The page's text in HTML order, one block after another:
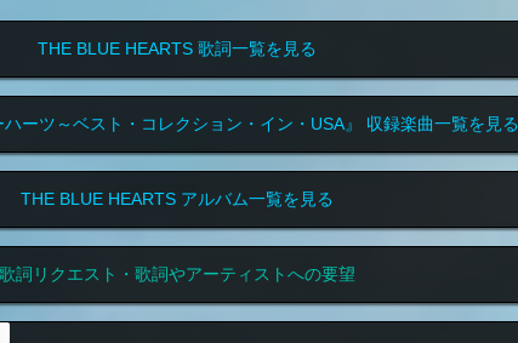
THE BLUE HEARTS 歌詞一覧を見る
ハーツ～ベスト・コレクション・イン・USA』 収録楽曲一覧を見る
THE BLUE HEARTS アルバム一覧を見る
歌詞リクエスト・歌詞やアーティストへの要望